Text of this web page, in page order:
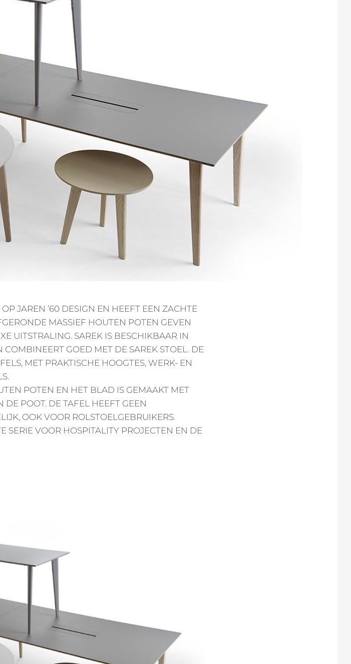
JAREN ’60 DESIGN EN HEEFT EEN ZACHTE
MASSIEF HOUTEN POTEN GEVEN
UITSTRALING. SAREK IS BESCHIKBAAR IN
GOED MET DE SAREK STOEL. DE
MET PRAKTISCHE HOOGTES, WERK- EN
POTEN EN HET BLAD IS GEMAAKT MET
DE POOT. DE TAFEL HEEFT GEEN
OOK VOOR ROLSTOELGEBRUIKERS.
SERIE VOOR HOSPITALITY PROJECTEN EN DE